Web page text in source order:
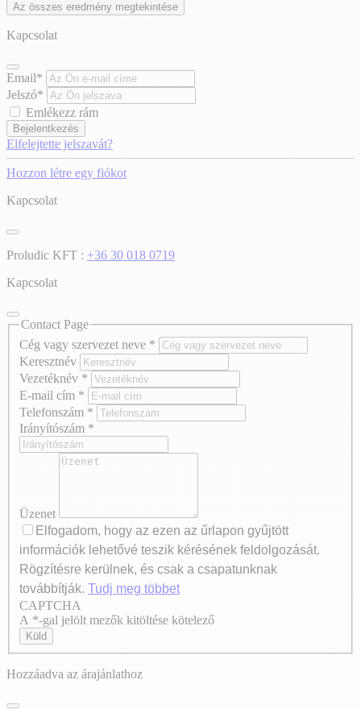
Az összes eredmény megtekintése
Kapcsolat
Email*
Jelszó*
Emlékezz rám
Bejelentkezés
Elfelejtette jelszavát?
Hozzon létre egy fiókot
Kapcsolat
Proludic KFT : +36 30 018 0719
Kapcsolat
Contact Page
Cég vagy szervezet neve *
Keresztnév
Vezetéknév *
E-mail cím *
Telefonszám *
Irányítószám *
Üzenet
Elfogadom, hogy az ezen az űrlapon gyűjtött
információk lehetővé teszik kérésének feldolgozását.
Rögzítésre kerülnek, és csak a csapatunknak
továbbítják. Tudj meg többet
Axeptio consent
CAPTCHA
A *-gal jelölt mezők kitöltése kötelező
Küld
Hozzáadva az árajánlathoz